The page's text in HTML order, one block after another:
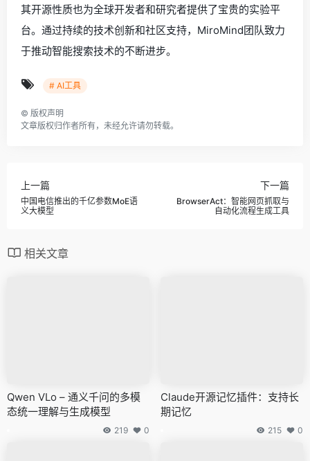
其开源性质也为全球开发者和研究者提供了宝贵的实验平
台。通过持续的技术创新和社区支持，MiroMind团队致力
于推动智能搜索技术的不断进步。
# AI工具
© 版权声明
文章版权归作者所有，未经允许请勿转载。
上一篇
中国电信推出的千亿参数MoE语
义大模型
下一篇
BrowserAct：智能网页抓取与
自动化流程生成工具
相关文章
Qwen VLo – 通义千问的多模
态统一理解与生成模型
219 0
Claude开源记忆插件：支持长
期记忆
215 0